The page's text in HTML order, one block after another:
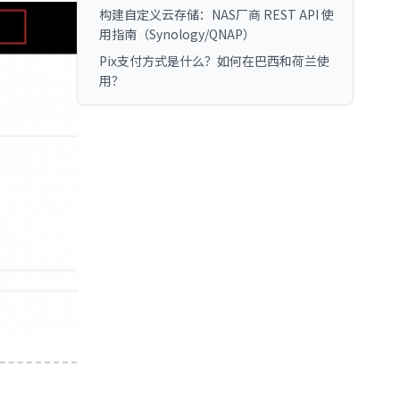
构建自定义云存储：NAS厂商 REST API 使
用指南（Synology/QNAP）
Pix支付方式是什么？如何在巴西和荷兰使
用？